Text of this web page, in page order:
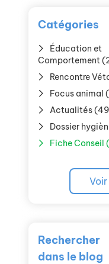
Catégories
Éducation et
Comportement
Rencontre
Focus animal
Actualités
Dossier
Fiche Conseil
Rechercher
dans le blog